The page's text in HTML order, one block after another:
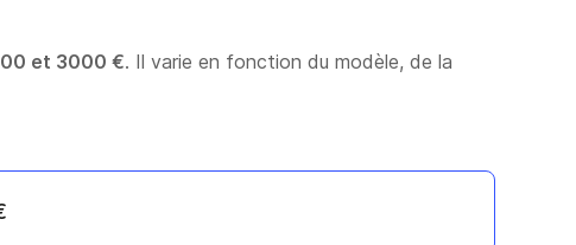
et 3000 €. Il varie en fonction du modèle, de la